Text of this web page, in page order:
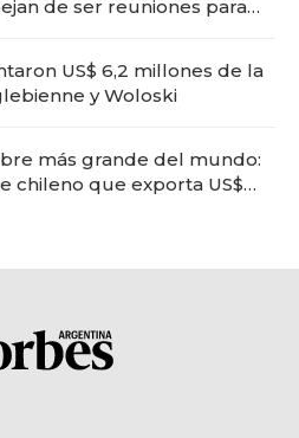
de ser reuniones para
US$ 6,2 millones de la
y Woloski
más grande del mundo:
chileno que exporta US$